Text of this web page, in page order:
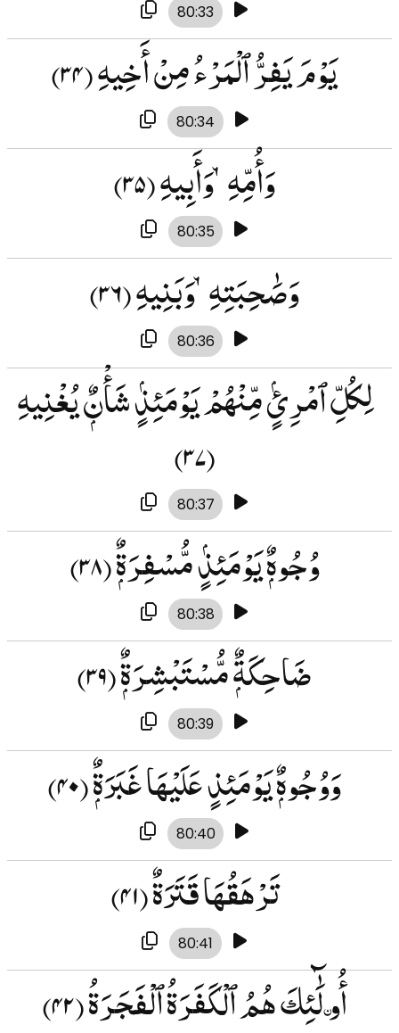
80:33
يَوْمَ يَفِرُّ ٱلْمَرْءُ مِنْ أَخِيهِ(۳۴)
80:34
وَأُمِّهِۦ وَأَبِيهِ(۳۵)
80:35
وَصَٰحِبَتِهِۦ وَبَنِيهِ(۳۶)
80:36
لِكُلِّ ٱمْرِئٍۢ مِّنْهُمْ يَوْمَئِذٍۢ شَأْنٌۭ يُغْنِيهِ
(۳۷)
80:37
وُجُوهٌۭ يَوْمَئِذٍۢ مُّسْفِرَةٌۭ(۳۸)
80:38
ضَاحِكَةٌۭ مُّسْتَبْشِرَةٌۭ(۳۹)
80:39
وَوُجُوهٌۭ يَوْمَئِذٍ عَلَيْهَا غَبَرَةٌۭ(۴۰)
80:40
تَرْهَقُهَا قَتَرَةٌ(۴۱)
80:41
أُو۟لَٰٓئِكَ هُمُ ٱلْكَفَرَةُ ٱلْفَجَرَةُ(۴۲)